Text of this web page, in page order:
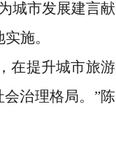
城市发展建言献
施。
在提升城市旅游
治理格局。”陈